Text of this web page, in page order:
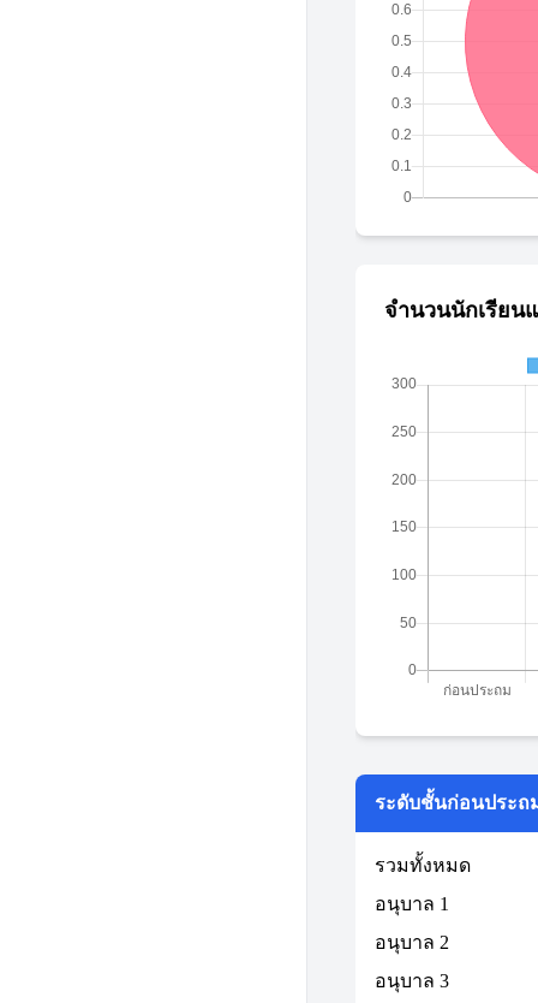
จำนวนนักเรียน
ระดับชั้นก่อนประถ
รวมทั้งหมด
อนุบาล 1
อนุบาล 2
อนุบาล 3